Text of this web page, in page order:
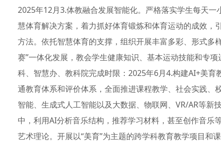
2025年12月3.体教融合发展智能化。严格落实学生每天
慧体育解决方案，着力抓好体育锻炼和体育运动的成效
方法。依托智慧体育的支撑，组织开展丰富多彩、形式多
赛”一体化发展，教会学生健康知识、基本运动技能和专
科、智慧办、教科院完成时限：2025年6月4.构建AI+美
通教育体系和评价体系，全面推进课程教学、社会实践、
智能、生成式人工智能以及大数据、物联网、VR/AR等
中，利用AI分析音乐结构，推荐学习材料，甚至创作音
艺术理论。开展以“美育”为主题的跨学科教育教学项目和